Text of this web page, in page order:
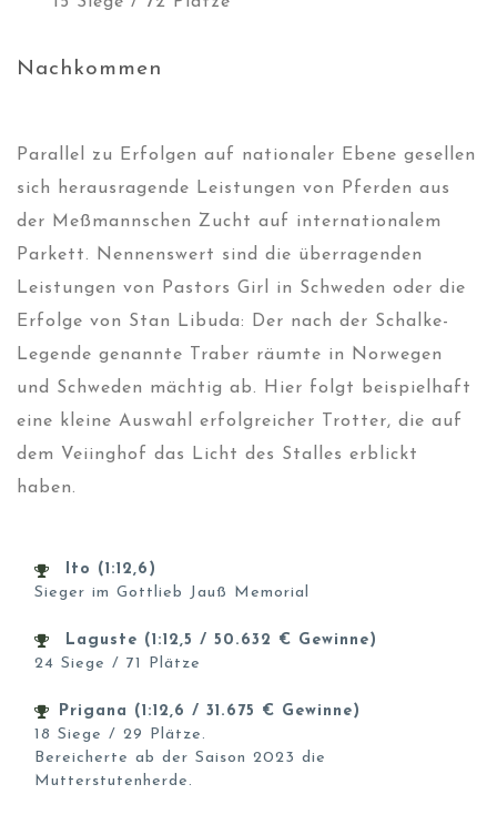
Nachkommen
Parallel zu Erfolgen auf nationaler Ebene gesellen
sich herausragende Leistungen von Pferden aus
der Meßmannschen Zucht auf internationalem
Parkett. Nennenswert sind die überragenden
Leistungen von Pastors Girl in Schweden oder die
Erfolge von Stan Libuda: Der nach der Schalke-
Legende genannte Traber räumte in Norwegen
und Schweden mächtig ab. Hier folgt beispielhaft
eine kleine Auswahl erfolgreicher Trotter, die auf
dem Veiinghof das Licht des Stalles erblickt
haben.
Ito (1:12,6)
Sieger im Gottlieb Jauß Memorial
Laguste (1:12,5 / 50.632 € Gewinne)
24 Siege / 71 Plätze
Prigana (1:12,6 / 31.675 € Gewinne)
18 Siege / 29 Plätze.
Bereicherte ab der Saison 2023 die
Mutterstutenherde.